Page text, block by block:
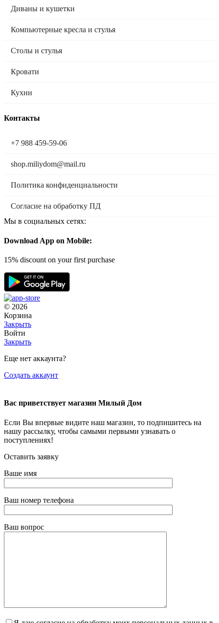
Диваны и кушетки
Компьютерные кресла и стулья
Столы и стулья
Кровати
Кухни
Контакты
+7 988 459-59-06
shop.miliydom@mail.ru
Политика конфиденциальности
Согласие на обработку ПД
Мы в социальных сетях:
Download App on Mobile:
15% discount on your first purchase
© 2026
Корзина
Закрыть
Войти
Закрыть
Еще нет аккаунта?
Создать аккаунт
Вас приветствует магазин Милый Дом
Если Вы впервые видите наш магазин, то подпишитесь на
нашу рассылку, чтобы самыми первыми узнавать о
поступлениях!
Оставить заявку
Ваше имя
Ваш номер телефона
Ваш вопрос